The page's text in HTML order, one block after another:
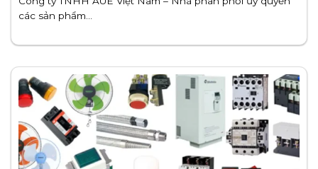
các sản phẩm...